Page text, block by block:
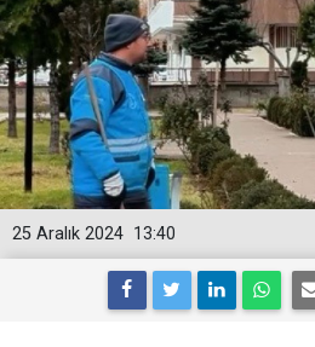
13:40
25 Aralık 2024